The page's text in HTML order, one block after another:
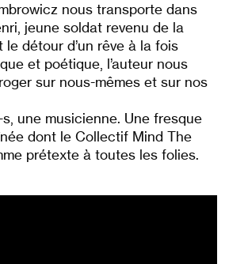
nous transporte dans
jeune soldat revenu de la
le détour d’un rêve à la fois
et poétique, l’auteur nous
sur nous-mêmes et sur nos
une musicienne. Une fresque
dont le Collectif Mind The
prétexte à toutes les folies.